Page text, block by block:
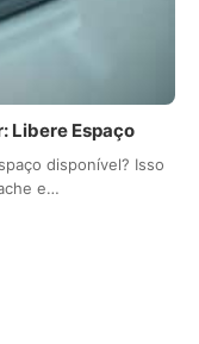
Libere Espaço
disponível? Isso
e…